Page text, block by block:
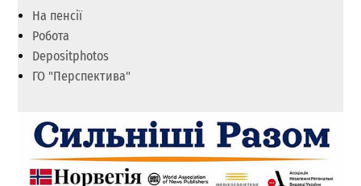
На пенсії
Робота
Depositphotos
ГО "Перспектива"